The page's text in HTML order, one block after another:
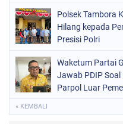
Polsek Tambora
Hilang kepada
Presisi Polri
Waketum Partai
Jawab PDIP
Parpol Luar
« KEMBALI